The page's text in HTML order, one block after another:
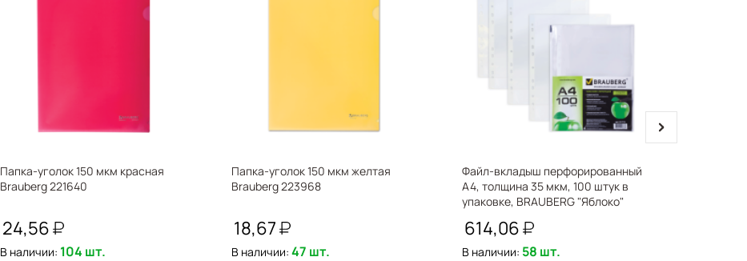
Папка-уголок 150 мкм красная
Brauberg 221640
24,56
В наличии: 104 шт.
Папка-уголок 150 мкм желтая
Brauberg 223968
18,67
В наличии: 47 шт.
Файл-вкладыш перфорированный
А4, толщина 35 мкм, 100 штук в
упаковке, BRAUBERG "Яблоко"
614,06
В наличии: 58 шт.
next